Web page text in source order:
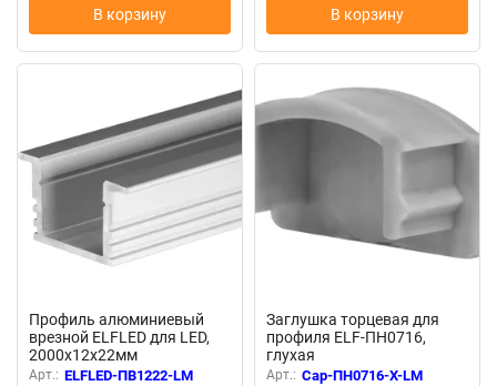
В корзину В корзину
Профиль алюминиевый
врезной ELFLED для LED,
2000х12х22мм
Арт.: ELFLED-ПВ1222-LM
Заглушка торцевая для
профиля ELF-ПН0716,
глухая
Арт.: Cap-ПН0716-X-LM